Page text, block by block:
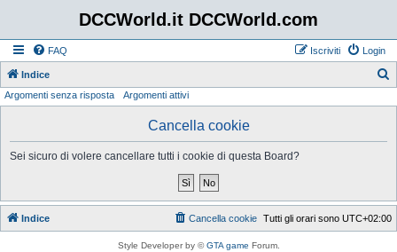
DCCWorld.it DCCWorld.com
FAQ Login
Iscriviti
Indice
Argomenti senza risposta Argomenti attivi
Cancella cookie
Sei sicuro di volere cancellare tutti i cookie di questa Board?
Indice Tutti gli orari sono UTC+02:00
Cancella cookie
Style Developer by ©GTA game Forum.